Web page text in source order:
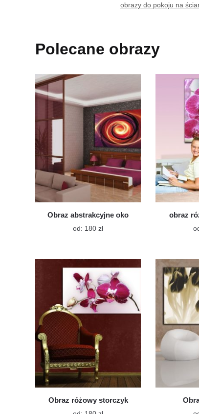
obrazy do pokoju na
Polecane obrazy
Obraz abstrakcyjne oko
od: 180 złTen
wiele
wariantów.
Opcje
można
wybrać
na
obraz
Obraz różowy storczyk